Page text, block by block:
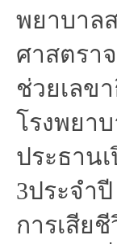
พยาบา
ศาสตรา
ช่วยเลข
โรงพยา
ประธา
3ประจำปี
การเสีย